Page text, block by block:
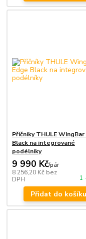
Příčníky THULE WingBar
Black na integrované
podélníky
9 990 Kč/pár
8 256,20 Kč bez
DPH
1
Přidat do košíku